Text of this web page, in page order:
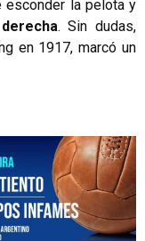
esconder la pelota y
. Sin dudas,
en 1917, marcó un